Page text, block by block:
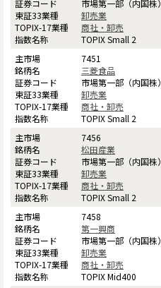
市場第一部（内国株）
卸売業
商社・卸売
TOPIX Small 2
7451
三菱食品
市場第一部（内国株）
卸売業
商社・卸売
TOPIX Small 2
7456
松田産業
市場第一部（内国株）
卸売業
商社・卸売
TOPIX Small 2
7458
第一興商
市場第一部（内国株）
卸売業
商社・卸売
TOPIX Mid400